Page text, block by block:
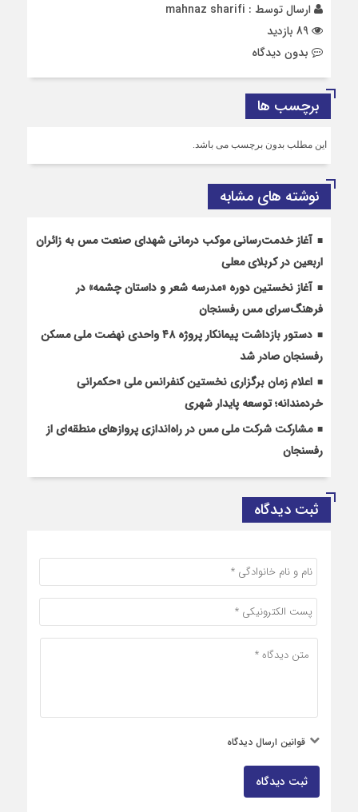
ارسال توسط : mahnaz sharifi
بدون دیدگاه
برچسب ها
این مطلب بدون برچسب می باشد.
نوشته های مشابه
آغاز خدمت‌رسانی موکب درمانی شهدای صنعت مس به زائران
اربعین در کربلای معلی
آغاز نخستین دوره «مدرسه شعر و داستان چشمه» در
فرهنگ‌سرای مس رفسنجان
دستور بازداشت پیمانکار پروژه ۴۸ واحدی نهضت ملی مسکن
رفسنجان صادر شد
اعلام زمان برگزاری نخستین کنفرانس ملی «حکمرانی
خردمندانه؛ توسعه پایدار شهری
مشارکت شرکت ملی مس در راه‌اندازی پروازهای منطقه‌ای از
رفسنجان
ثبت دیدگاه
قوانین ارسال دیدگاه
ثبت دیدگاه